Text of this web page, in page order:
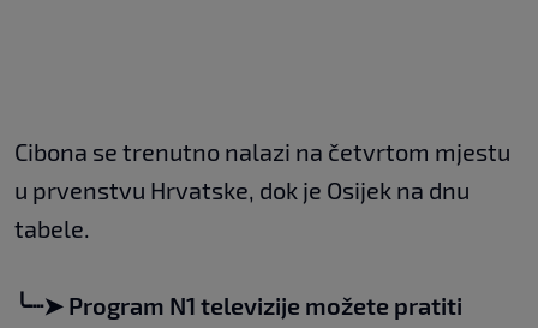
Cibona se trenutno nalazi na četvrtom mjestu
u prvenstvu Hrvatske, dok je Osijek na dnu
tabele.
╰┈➤ Program N1 televizije možete pratiti